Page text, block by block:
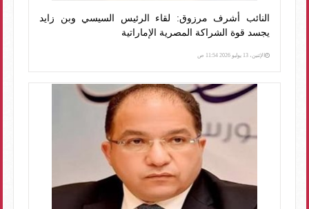
النائب أشرف مرزوق: لقاء الرئيس السيسي وبن زايد
يجسد قوة الشراكة المصرية الإماراتية
الإثنين، 13 يوليو 2026 11:54 ص